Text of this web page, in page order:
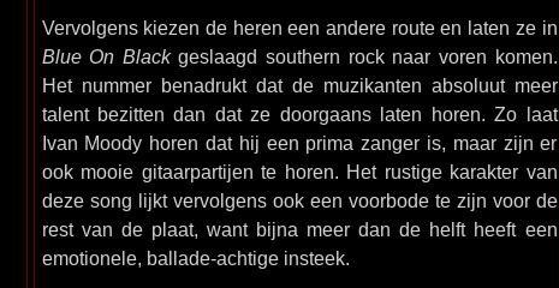
Vervolgens kiezen de heren een andere route en laten ze in
Blue On Blackgeslaagd southern rock naar voren komen.
Het nummer benadrukt dat de muzikanten absoluut meer
talent bezitten dan dat ze doorgaans laten horen. Zo laat
Ivan Moody horen dat hij een prima zanger is, maar zijn er
ook mooie gitaarpartijen te horen. Het rustige karakter van
deze song lijkt vervolgens ook een voorbode te zijn voor de
rest van de plaat, want bijna meer dan de helft heeft een
emotionele, ballade-achtige insteek.